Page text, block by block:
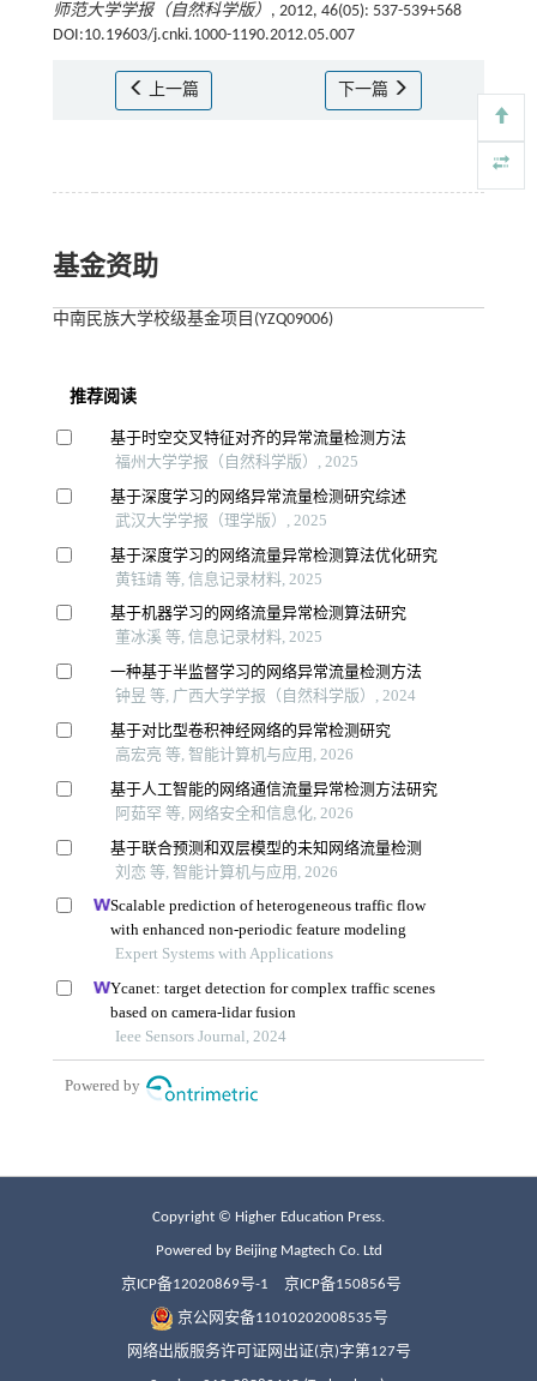
师范大学学报（自然科学版） , 2012, 46(05): 537-539+568
DOI:10.19603/j.cnki.1000-1190.2012.05.007
上一篇 下一篇
基金资助
中南民族大学校级基金项目(YZQ09006)
Copyright © Higher Education Press.
Powered by Beijing Magtech Co. Ltd
京ICP备12020869号-1 京ICP备150856号
京公网安备11010202008535号
网络出版服务许可证网出证(京)字第127号